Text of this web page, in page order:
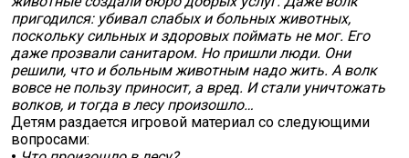
пригодился: убивал слабых и больных животных,
поскольку сильных и здоровых поймать не мог. Его
даже прозвали санитаром. Но пришли люди. Они
решили, что и больным живот­ным надо жить. А волк
вовсе не пользу приносит, а вред. И стали уничтожать
волков, и тогда в лесу произошло…
Детям раздается игровой материал со следующими
вопросами: